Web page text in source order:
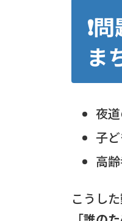
❗
ま
夜
子
高
こうし